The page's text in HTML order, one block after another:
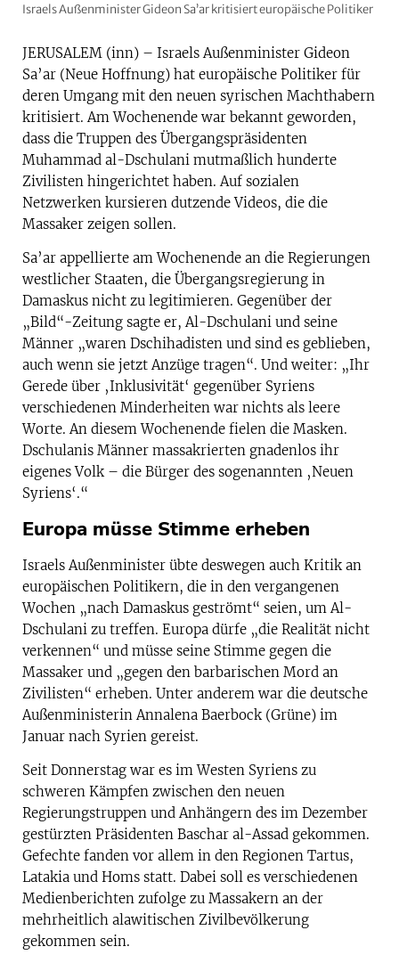
Israels Außenminister Gideon Sa’ar kritisiert europäische Politiker
JERUSALEM (inn) – Israels Außenminister Gideon
Sa’ar (Neue Hoffnung) hat europäische Politiker für
deren Umgang mit den neuen syrischen Machthabern
kritisiert. Am Wochenende war bekannt geworden,
dass die Truppen des Übergangspräsidenten
Muhammad al-Dschulani mutmaßlich hunderte
Zivilisten hingerichtet haben. Auf sozialen
Netzwerken kursieren dutzende Videos, die die
Massaker zeigen sollen.
Sa’ar appellierte am Wochenende an die Regierungen
westlicher Staaten, die Übergangsregierung in
Damaskus nicht zu legitimieren. Gegenüber der
„Bild“-Zeitung sagte er, Al-Dschulani und seine
Männer „waren Dschihadisten und sind es geblieben,
auch wenn sie jetzt Anzüge tragen“. Und weiter: „Ihr
Gerede über ‚Inklusivität‘ gegenüber Syriens
verschiedenen Minderheiten war nichts als leere
Worte. An diesem Wochenende fielen die Masken.
Dschulanis Männer massakrierten gnadenlos ihr
eigenes Volk – die Bürger des sogenannten ‚Neuen
Syriens‘.“
Europa müsse Stimme erheben
Israels Außenminister übte deswegen auch Kritik an
europäischen Politikern, die in den vergangenen
Wochen „nach Damaskus geströmt“ seien, um Al-
Dschulani zu treffen. Europa dürfe „die Realität nicht
verkennen“ und müsse seine Stimme gegen die
Massaker und „gegen den barbarischen Mord an
Zivilisten“ erheben. Unter anderem war die deutsche
Außenministerin Annalena Baerbock (Grüne) im
Januar nach Syrien gereist.
Seit Donnerstag war es im Westen Syriens zu
schweren Kämpfen zwischen den neuen
Regierungstruppen und Anhängern des im Dezember
gestürzten Präsidenten Baschar al-Assad gekommen.
Gefechte fanden vor allem in den Regionen Tartus,
Latakia und Homs statt. Dabei soll es verschiedenen
Medienberichten zufolge zu Massakern an der
mehrheitlich alawitischen Zivilbevölkerung
gekommen sein.